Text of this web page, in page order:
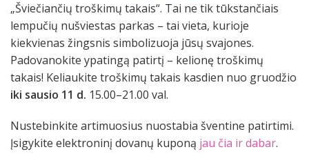
„Šviečiančių troškimų takais“. Tai ne tik tūkstančiais
lempučių nušviestas parkas – tai vieta, kurioje
kiekvienas žingsnis simbolizuoja jūsų svajones.
Padovanokite ypatingą patirtį – kelionę troškimų
takais! Keliaukite troškimų takais kasdien nuo gruodžio
iki sausio 11 d. 15.00–21.00 val.
Nustebinkite artimuosius nuostabia šventine patirtimi.
Įsigykite elektroninį dovanų kuponą jau čia ir dabar.